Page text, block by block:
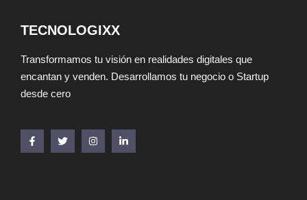
TECNOLOGIXX
Transformamos tu visión en realidades digitales que
encantan y venden. Desarrollamos tu negocio o Startup
desde cero